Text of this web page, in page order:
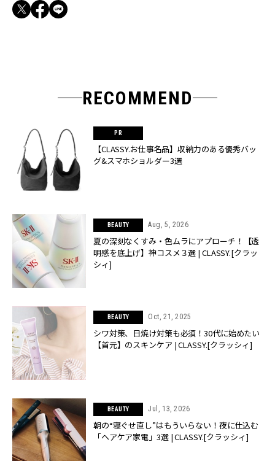
RECOMMEND
【CLASSY.お仕事名品】収納力のある優秀バッ
グ&スマホショルダー3選
BEAUTY Aug, 5, 2026
夏の深刻なくすみ・色ムラにアプローチ！【透
明感を底上げ】神コスメ３選 | CLASSY.[クラッ
シィ]
BEAUTY Oct, 21, 2025
シワ対策、日焼け対策も必須！30代に始めたい
【首元】のスキンケア | CLASSY.[クラッシィ]
BEAUTY Jul, 13, 2026
朝の“寝ぐせ直し”はもういらない！夜に仕込む
「ヘアケア家電」3選 | CLASSY.[クラッシィ]